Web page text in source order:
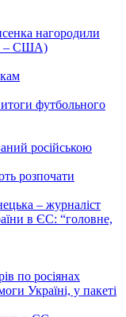
нагородили
– США)
футбольного
російською
розпочати
– журналіст
в ЄС: “головне,
по росіянах
Україні, у пакеті